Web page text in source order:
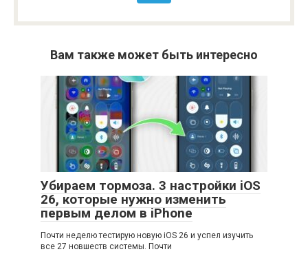
Вам также может быть интересно
Убираем тормоза. 3 настройки iOS
26, которые нужно изменить
первым делом в iPhone
Почти неделю тестирую новую iOS 26 и успел изучить
все 27 новшеств системы. Почти